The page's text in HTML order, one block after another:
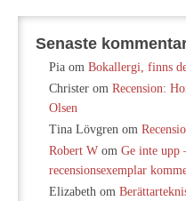
Senaste
Pia om Bokallergi, finns
Christer om Recension:
Olsen
Tina Lövgren om
Robert W om Ge inte upp
recensionsexemplar
Elizabeth om